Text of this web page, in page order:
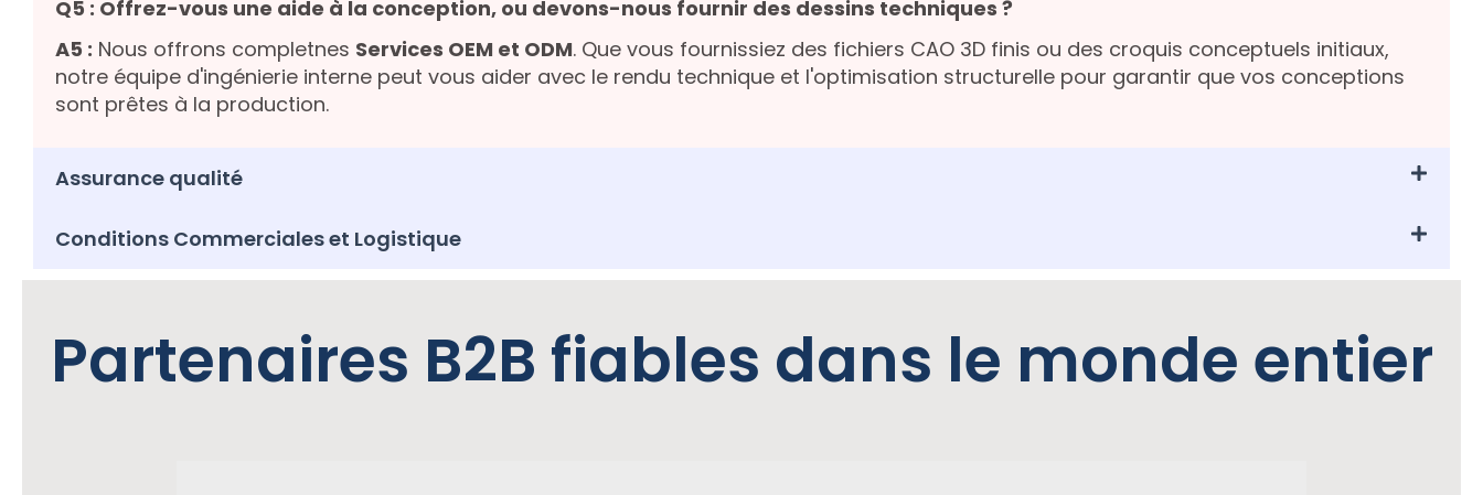
Q5 : Offrez-vous une aide à la conception, ou devons-nous fournir des dessins techniques ?
A5 : Nous offrons completnes Services OEM et ODM. Que vous fournissiez des fichiers CAO 3D finis ou des croquis conceptuels initiaux,
notre équipe d'ingénierie interne peut vous aider avec le rendu technique et l'optimisation structurelle pour garantir que vos conceptions
sont prêtes à la production.
Assurance qualité
Conditions Commerciales et Logistique
Partenaires B2B fiables dans le monde entier